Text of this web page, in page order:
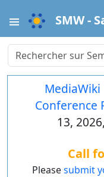
SMW -
Conference
13,
Call
Pleasesubmit